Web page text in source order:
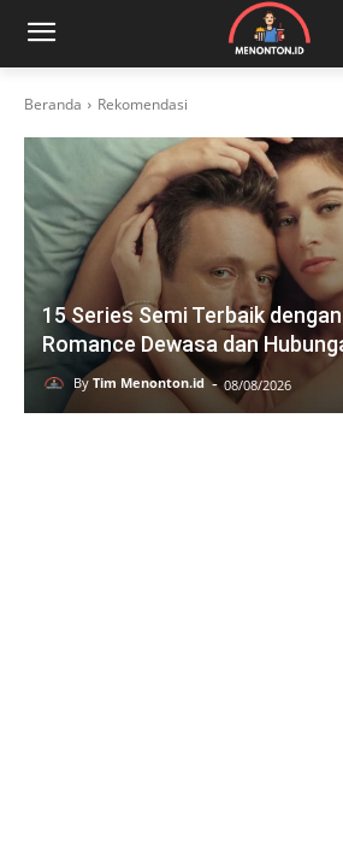
Beranda Rekomendasi
15 Series Semi Terbaik
Romance Dewasa dan
By Tim Menonton.id - 08/08/2026